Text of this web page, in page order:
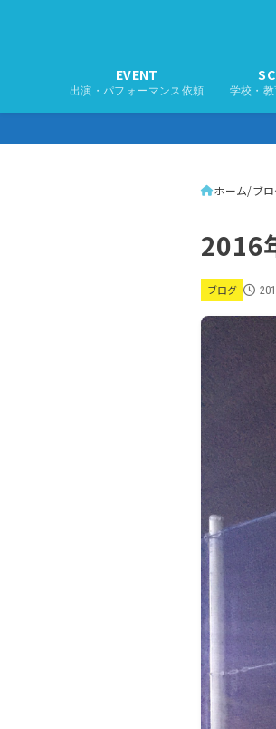
EVENT
出演・パフォーマンス依頼 学校・
ホーム ブ
2016
ブログ